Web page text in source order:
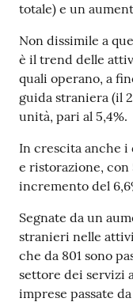
Accedi
Registrati
Seguici
su
totale) e un
Non dissimile a
è il trend delle
quali operano, a
guida straniera (il
unità, pari al 5,4%.
In crescita anche
e ristorazione, con
incremento del
Segnate da un
stranieri nelle
che da 801 sono
settore dei servizi
imprese passate da